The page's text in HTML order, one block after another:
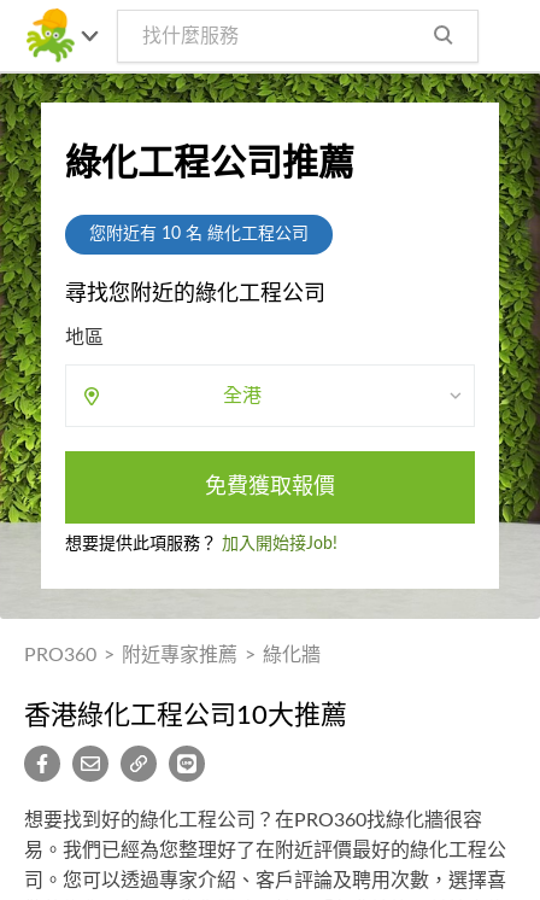
綠化工程公司推薦
您附近有 10名 綠化工程公司
尋找您附近的綠化工程公司
地區
全港
免費獲取報價
想要提供此項服務？ 加入開始接Job!
PRO360 > 附近專家推薦 > 綠化牆
香港綠化工程公司10大推薦
想要找到好的綠化工程公司？在PRO360找綠化牆很容
易。我們已經為您整理好了在附近評價最好的綠化工程公
司。您可以透過專家介紹、客戶評論及聘用次數，選擇喜